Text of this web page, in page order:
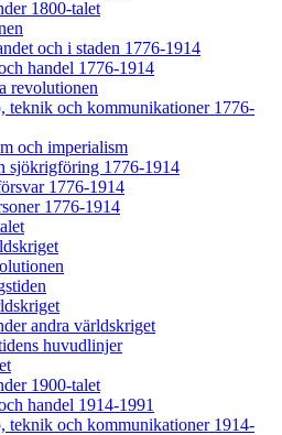
1800-talet
och i staden 1776-1914
handel 1776-1914
revolutionen
teknik och kommunikationer 1776-
och imperialism
sjökrigföring 1776-1914
1776-1914
1776-1914
andra världskriget
huvudlinjer
1900-talet
handel 1914-1991
teknik och kommunikationer 1914-